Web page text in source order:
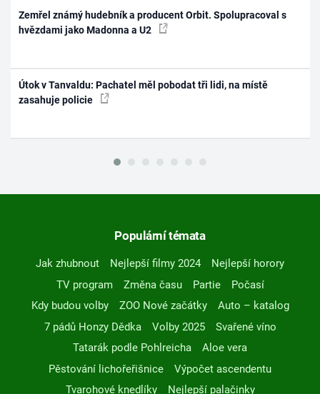
Zemřel známý hudebník a producent Orbit. Spolupracoval s
hvězdami jako Madonna a U2
Útok v Tanvaldu: Pachatel měl pobodat tři lidi, na místě
zasahuje policie
Populární témata
Jak zhubnout Nejlepší filmy 2024
Nejlepší horory
TV program
Změna času Partie
Počasí
Kdy budou volby
ZOO Nové začátky
Auto – katalog
7 pádů Honzy Dědka
Volby 2025
Svařené víno
Tatarák podle Pohlreicha
Aloe vera
Pěstování lichořeřišnice
Výpočet ascendentu
Tvarohové knedlíky
Nejlepší palačinky